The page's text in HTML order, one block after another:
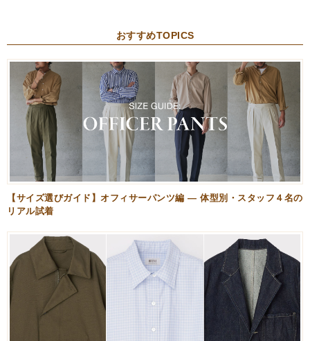
おすすめTOPICS
【サイズ選びガイド】オフィサーパンツ編 — 体型別・スタッフ４名の
リアル試着